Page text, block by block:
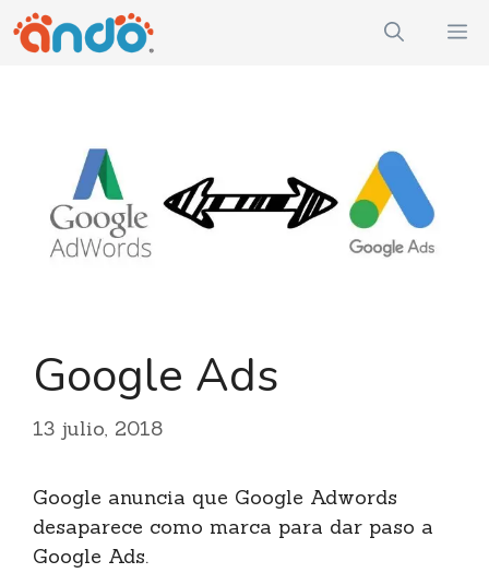
Saltar
al
Google Ads
13 julio, 2018
Google anuncia que Google Adwords
desaparece como marca para dar paso a
Google Ads.